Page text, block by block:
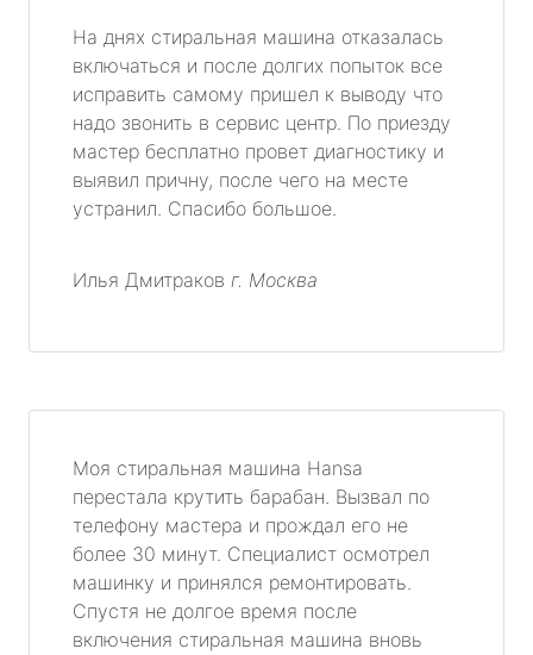
На днях стиральная машина отказалась
включаться и после долгих попыток все
исправить самому пришел к выводу что
надо звонить в сервис центр. По приезду
мастер бесплатно провет диагностику и
выявил причну, после чего на месте
устранил. Спасибо большое.
Илья Дмитраков г. Москва
Моя стиральная машина Hansa
перестала крутить барабан. Вызвал по
телефону мастера и прождал его не
более 30 минут. Специалист осмотрел
машинку и принялся ремонтировать.
Спустя не долгое время после
включения стиральная машина вновь